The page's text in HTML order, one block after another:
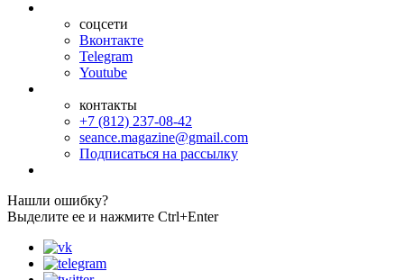
соцсети
Вконтакте
Telegram
Youtube
контакты
+7 (812) 237-08-42
seance.magazine@gmail.com
Подписаться на рассылку
Нашли ошибку?
Выделите ее и нажмите Ctrl+Enter